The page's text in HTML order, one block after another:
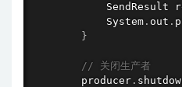
SendResult
            System
. out .
}
// 关闭生产者
        producer
.